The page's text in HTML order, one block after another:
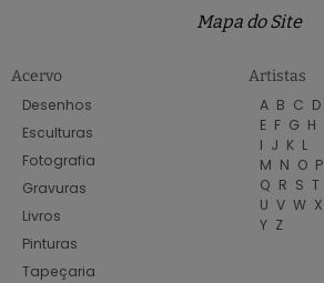
Mapa do Site
Acervo
Desenhos
Esculturas
Fotografia
Gravuras
Livros
Pinturas
Tapeçaria
Artistas
A B C D
E F G H
I J K L
M N O P
Q R S T
U V W X
Y Z